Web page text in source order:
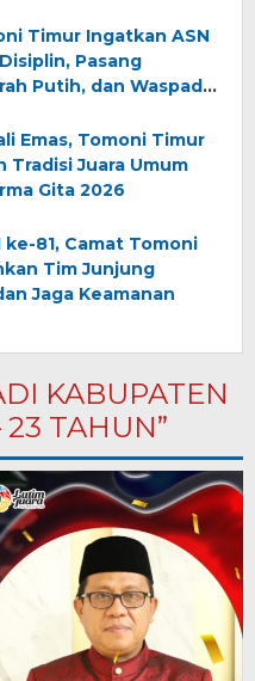
Timur Ingatkan ASN
Pasang
Putih, dan Waspadai
Emas, Tomoni Timur
Tradisi Juara Umum
Gita 2026
ke-81, Camat Tomoni
Tim Junjung
Jaga Keamanan
KABUPATEN
TAHUN”